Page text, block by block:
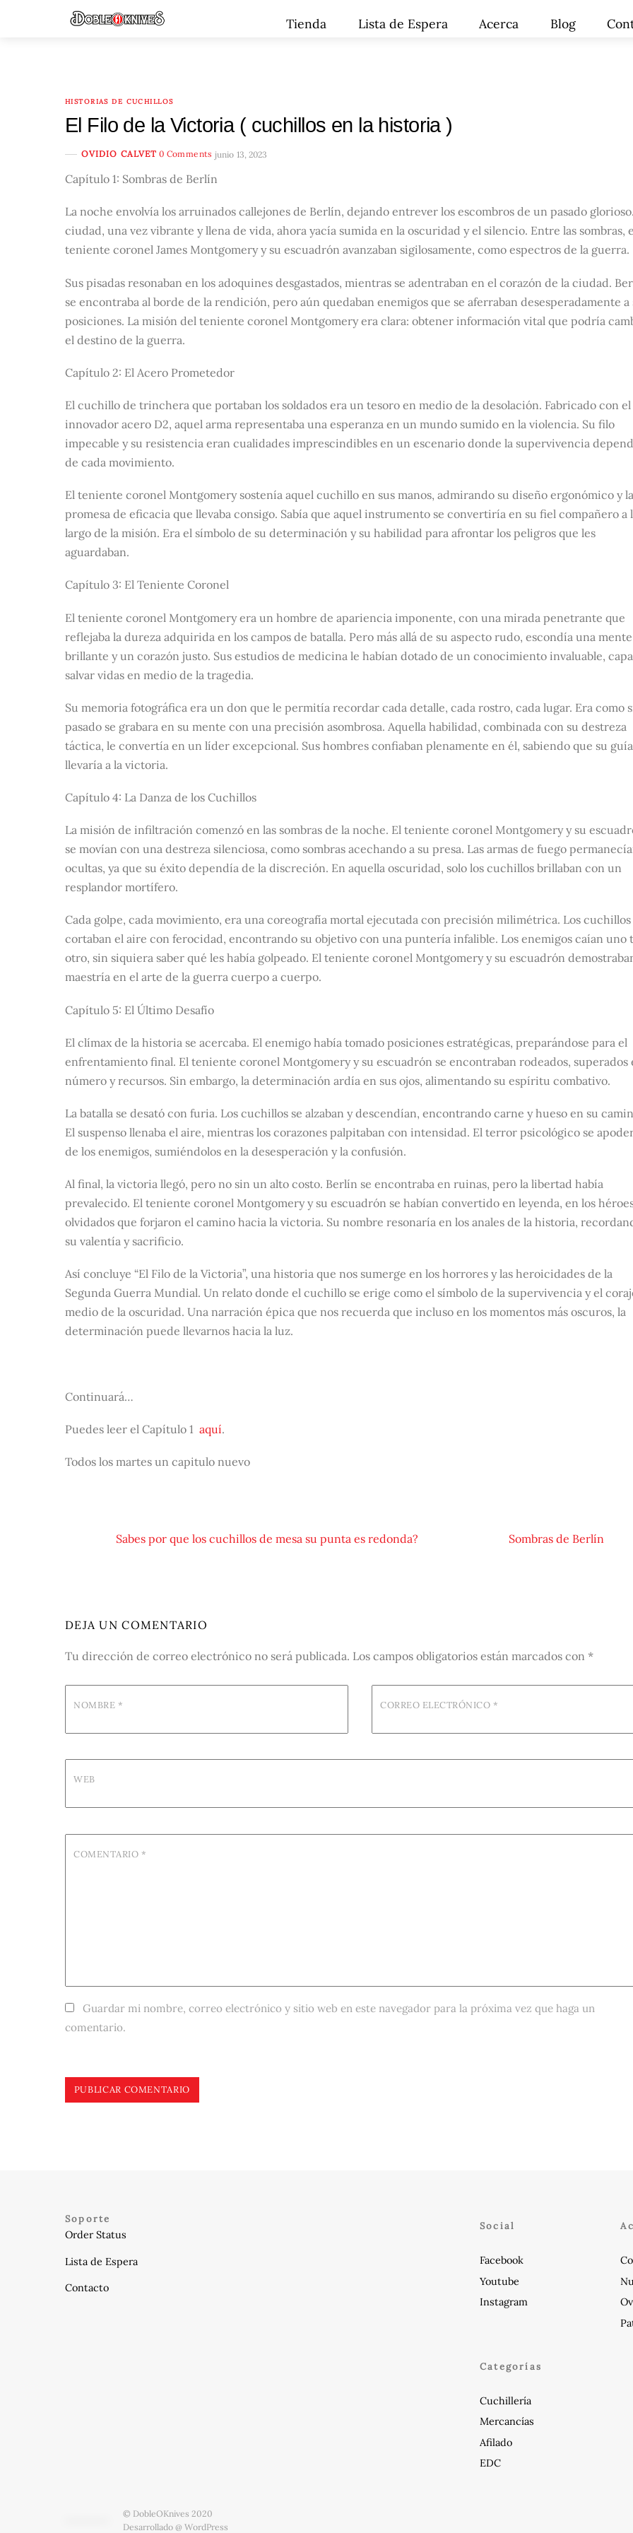
Menu
Tienda Lista de Espera Acerca Blog
HISTORIAS DE CUCHILLOS
El Filo de la Victoria ( cuchillos en la historia )
OVIDIO CALVET 0 Comments junio 13, 2023
Capítulo 1: Sombras de Berlín
La noche envolvía los arruinados callejones de Berlín, dejando entrever los escombros de un pasado
ciudad, una vez vibrante y llena de vida, ahora yacía sumida en la oscuridad y el silencio. Entre las sombras,
teniente coronel James Montgomery y su escuadrón avanzaban sigilosamente, como espectros de la guerra.
Sus pisadas resonaban en los adoquines desgastados, mientras se adentraban en el corazón de la ciudad.
se encontraba al borde de la rendición, pero aún quedaban enemigos que se aferraban desesperadamente a
posiciones. La misión del teniente coronel Montgomery era clara: obtener información vital que podría
el destino de la guerra.
Capítulo 2: El Acero Prometedor
El cuchillo de trinchera que portaban los soldados era un tesoro en medio de la desolación. Fabricado con el
innovador acero D2, aquel arma representaba una esperanza en un mundo sumido en la violencia. Su filo
impecable y su resistencia eran cualidades imprescindibles en un escenario donde la supervivencia
de cada movimiento.
El teniente coronel Montgomery sostenía aquel cuchillo en sus manos, admirando su diseño ergonómico y la
promesa de eficacia que llevaba consigo. Sabía que aquel instrumento se convertiría en su fiel compañero a
largo de la misión. Era el símbolo de su determinación y su habilidad para afrontar los peligros que les
aguardaban.
Capítulo 3: El Teniente Coronel
El teniente coronel Montgomery era un hombre de apariencia imponente, con una mirada penetrante que
reflejaba la dureza adquirida en los campos de batalla. Pero más allá de su aspecto rudo, escondía una mente
brillante y un corazón justo. Sus estudios de medicina le habían dotado de un conocimiento invaluable,
salvar vidas en medio de la tragedia.
Su memoria fotográfica era un don que le permitía recordar cada detalle, cada rostro, cada lugar. Era como
pasado se grabara en su mente con una precisión asombrosa. Aquella habilidad, combinada con su destreza
táctica, le convertía en un líder excepcional. Sus hombres confiaban plenamente en él, sabiendo que su
llevaría a la victoria.
Capítulo 4: La Danza de los Cuchillos
La misión de infiltración comenzó en las sombras de la noche. El teniente coronel Montgomery y su
se movían con una destreza silenciosa, como sombras acechando a su presa. Las armas de fuego
ocultas, ya que su éxito dependía de la discreción. En aquella oscuridad, solo los cuchillos brillaban con un
resplandor mortífero.
Cada golpe, cada movimiento, era una coreografía mortal ejecutada con precisión milimétrica. Los cuchillos
cortaban el aire con ferocidad, encontrando su objetivo con una puntería infalible. Los enemigos caían uno
otro, sin siquiera saber qué les había golpeado. El teniente coronel Montgomery y su escuadrón
maestría en el arte de la guerra cuerpo a cuerpo.
Capítulo 5: El Último Desafío
El clímax de la historia se acercaba. El enemigo había tomado posiciones estratégicas, preparándose para el
enfrentamiento final. El teniente coronel Montgomery y su escuadrón se encontraban rodeados, superados
número y recursos. Sin embargo, la determinación ardía en sus ojos, alimentando su espíritu combativo.
La batalla se desató con furia. Los cuchillos se alzaban y descendían, encontrando carne y hueso en su
El suspenso llenaba el aire, mientras los corazones palpitaban con intensidad. El terror psicológico se
de los enemigos, sumiéndolos en la desesperación y la confusión.
Al final, la victoria llegó, pero no sin un alto costo. Berlín se encontraba en ruinas, pero la libertad había
prevalecido. El teniente coronel Montgomery y su escuadrón se habían convertido en leyenda, en los
olvidados que forjaron el camino hacia la victoria. Su nombre resonaría en los anales de la historia,
su valentía y sacrificio.
Así concluye “El Filo de la Victoria”, una historia que nos sumerge en los horrores y las heroicidades de la
Segunda Guerra Mundial. Un relato donde el cuchillo se erige como el símbolo de la supervivencia y el
medio de la oscuridad. Una narración épica que nos recuerda que incluso en los momentos más oscuros, la
determinación puede llevarnos hacia la luz.
Continuará…
Puedes leer el Capítulo 1 aquí.
Todos los martes un capitulo nuevo
Sabes por que los cuchillos de mesa su punta es redonda? Sombras de Berlín
DEJA UN COMENTARIO
Tu dirección de correo electrónico no será publicada. Los campos obligatorios están marcados con *
NOMBRE * CORREO ELECTRÓNICO *
WEB
COMENTARIO *
Guardar mi nombre, correo electrónico y sitio web en este navegador para la próxima vez que haga un
comentario.
Soporte
Order Status
Lista de Espera
Contacto
Social
Facebook
Youtube
Instagram
Categorías
Cuchillería
Mercancías
Afilado
EDC
© DobleOKnives 2020
Desarrollado @ WordPress